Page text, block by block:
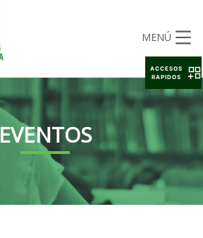
MENÚ
EVENTOS
ACCESOS
RAPIDOS